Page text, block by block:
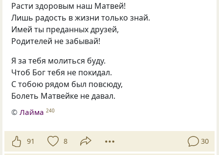
Расти здоровым наш Матвей!
Лишь радость в жизни только знай.
Имей ты преданных друзей,
Родителей не забывай!
Я за тебя молиться буду.
Чтоб Бог тебя не покидал.
С тобою рядом был повсюду,
Болеть Матвейке не давал.
©Лайма 240
91 8 30